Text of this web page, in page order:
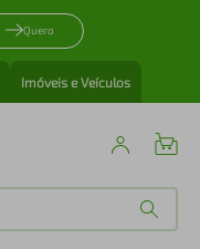
Quero
Imóveis e Veículos